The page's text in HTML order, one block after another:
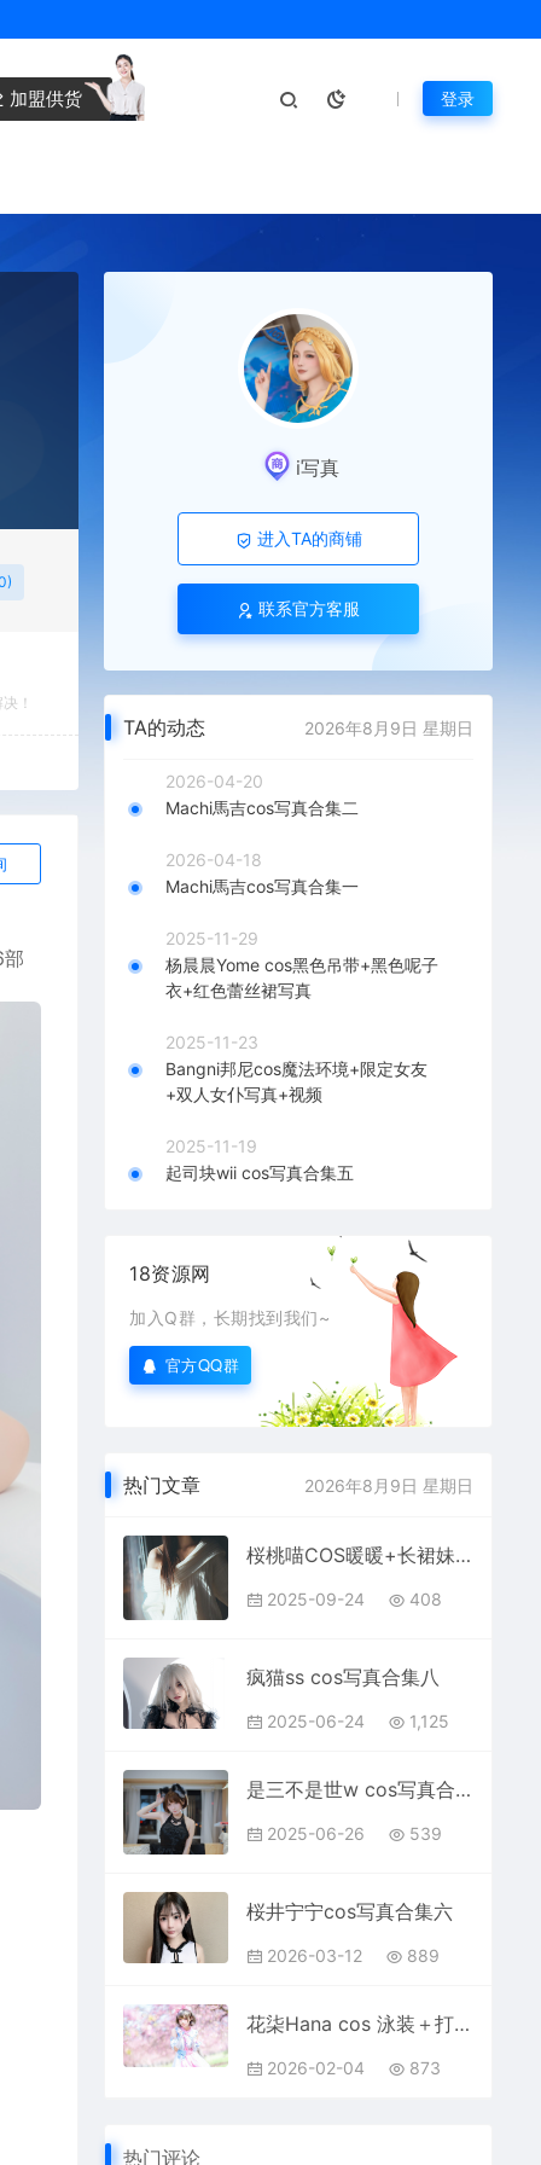
加盟供货 登录
！
i写真
进入TA的商铺
联系官方客服
TA的动态 2026年8月9日 星期日
2026-04-20
Machi馬吉cos写真合集二
2026-04-18
Machi馬吉cos写真合集一
2025-11-29
杨晨晨Yome cos黑色吊带+黑色呢子
衣+红色蕾丝裙写真
2025-11-23
Bangni邦尼cos魔法环境+限定女友
+双人女仆写真+视频
2025-11-19
起司块wii cos写真合集五
18资源网
加入Q群，长期找到我们~
官方QQ群
热门文章 2026年8月9日 星期日
桜桃喵COS暖暖+长裙妹抖写真
2025-09-24 408
疯猫ss cos写真合集八
2025-06-24 1,125
是三不是世w cos写真合集一
2025-06-26 539
桜井宁宁cos写真合集六
2026-03-12 889
花柒Hana cos 泳装＋打歌服写真合集
2026-02-04 873
热门评论